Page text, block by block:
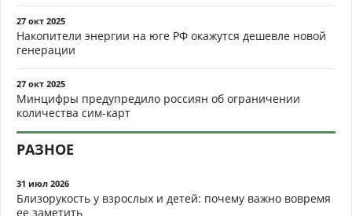
27 окт 2025
Накопители энергии на юге РФ окажутся дешевле новой
генерации
27 окт 2025
Минцифры предупредило россиян об ограничении
количества сим-карт
РАЗНОЕ
31 июл 2026
Близорукость у взрослых и детей: почему важно вовремя
ее заметить